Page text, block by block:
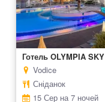
Готель OLYMPIA SKY
Vodice
Сніданок
15 Сер на 7 ночей